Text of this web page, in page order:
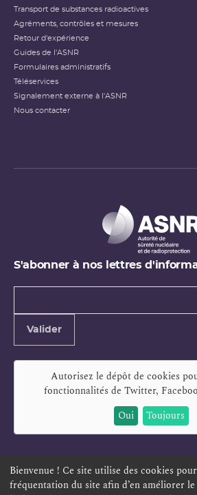
Transport de substances radioactives
Agréments, contrôles et mesures
Retour d'expérience
Guides de l'ASNR
Formulaires administratifs
Téléservices
Signalement externe à l'ASNR
Nous contacter
S'abonner à nos lettres
Types de
Valider
Autorisez le dépôt de cookies
fonctionnalités de Twitter,
Oui
Toujours
ESPACE PERSONNEL OFFRES
Bienvenue ! Ce site utilise des cookies
fréquentation du site afin d’en améliorer